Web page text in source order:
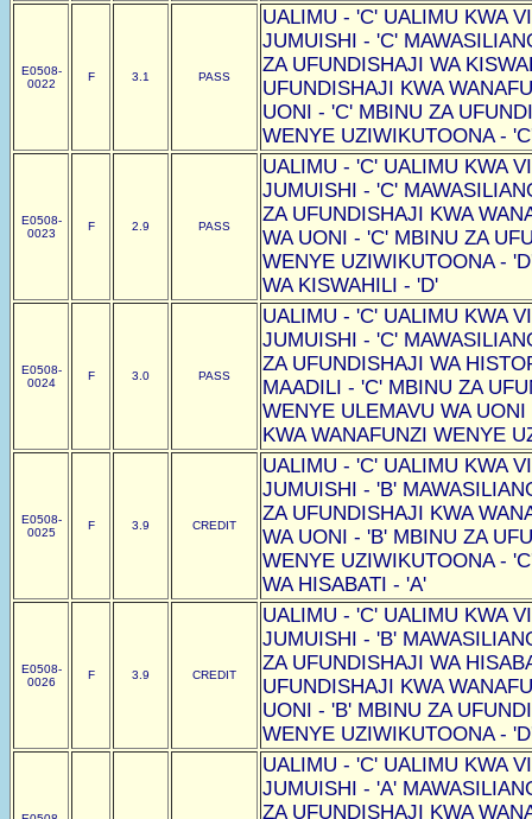
E0508-
0022
F 3.1 PASS
UALIMU - 'C' UALIMU KWA
JUMUISHI - 'C'
ZA UFUNDISHAJI WA
UFUNDISHAJI KWA
UONI - 'C' MBINU ZA
WENYE UZIWIKUTOONA -
E0508-
0023
F 2.9 PASS
UALIMU - 'C' UALIMU KWA
JUMUISHI - 'C'
ZA UFUNDISHAJI KWA
WA UONI - 'C' MBINU ZA
WENYE UZIWIKUTOONA -
WA KISWAHILI - 'D'
E0508-
0024
F 3.0 PASS
UALIMU - 'C' UALIMU KWA
JUMUISHI - 'C'
ZA UFUNDISHAJI WA
MAADILI - 'C' MBINU ZA
WENYE ULEMAVU WA
KWA WANAFUNZI WENYE
E0508-
0025
F 3.9 CREDIT
UALIMU - 'C' UALIMU KWA
JUMUISHI - 'B'
ZA UFUNDISHAJI KWA
WA UONI - 'B' MBINU ZA
WENYE UZIWIKUTOONA -
WA HISABATI - 'A'
E0508-
0026
F 3.9 CREDIT
UALIMU - 'C' UALIMU KWA
JUMUISHI - 'B'
ZA UFUNDISHAJI WA
UFUNDISHAJI KWA
UONI - 'B' MBINU ZA
WENYE UZIWIKUTOONA -
UALIMU - 'C' UALIMU KWA
JUMUISHI - 'A'
ZA UFUNDISHAJI KWA